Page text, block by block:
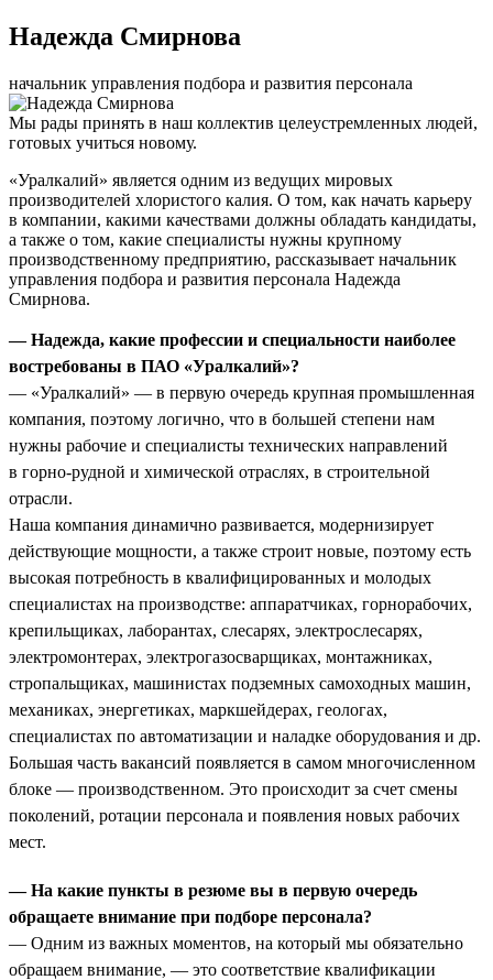
Надежда Смирнова
начальник управления подбора и развития персонала
Мы рады принять в наш коллектив целеустремленных людей,
готовых учиться новому.
«Уралкалий» является одним из ведущих мировых
производителей хлористого калия. О том, как начать карьеру
в компании, какими качествами должны обладать кандидаты,
а также о том, какие специалисты нужны крупному
производственному предприятию, рассказывает начальник
управления подбора и развития персонала Надежда
Смирнова.
— Надежда, какие профессии и специальности наиболее
востребованы в ПАО «Уралкалий»?
— «Уралкалий» — в первую очередь крупная промышленная
компания, поэтому логично, что в большей степени нам
нужны рабочие и специалисты технических направлений
в горно-рудной и химической отраслях, в строительной
отрасли.
Наша компания динамично развивается, модернизирует
действующие мощности, а также строит новые, поэтому есть
высокая потребность в квалифицированных и молодых
специалистах на производстве: аппаратчиках, горнорабочих,
крепильщиках, лаборантах, слесарях, электрослесарях,
электромонтерах, электрогазосварщиках, монтажниках,
стропальщиках, машинистах подземных самоходных машин,
механиках, энергетиках, маркшейдерах, геологах,
специалистах по автоматизации и наладке оборудования и др.
Большая часть вакансий появляется в самом многочисленном
блоке — производственном. Это происходит за счет смены
поколений, ротации персонала и появления новых рабочих
мест.
— На какие пункты в резюме вы в первую очередь
обращаете внимание при подборе персонала?
— Одним из важных моментов, на который мы обязательно
обращаем внимание, — это соответствие квалификации